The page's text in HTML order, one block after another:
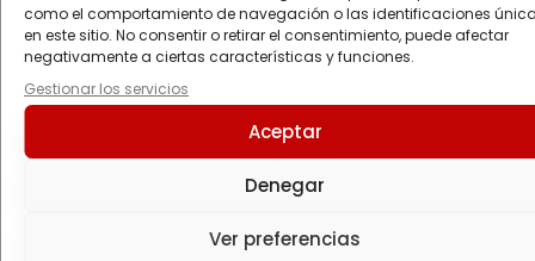
como el comportamiento de navegación o las identificaciones
en este sitio. No consentir o retirar el consentimiento, puede afectar
negativamente a ciertas características y funciones.
Gestionar los servicios
Aceptar
Denegar
Ver preferencias
huevos, leche, pescado, sulfitos y soja.Lote /
Consumir preferentemente antes del fin de:
ver envase.
Los complementos
alimenticios no deben ser utilizados como
sustitutos de una dieta variada y equilibrada y
un estilo de vida saludable. No exceder la dosis
diaria expresamente recomendada. Mantener
fuera del alcance de los niños más pequeños.
Conservar bien cerrado en un lugar fresco y